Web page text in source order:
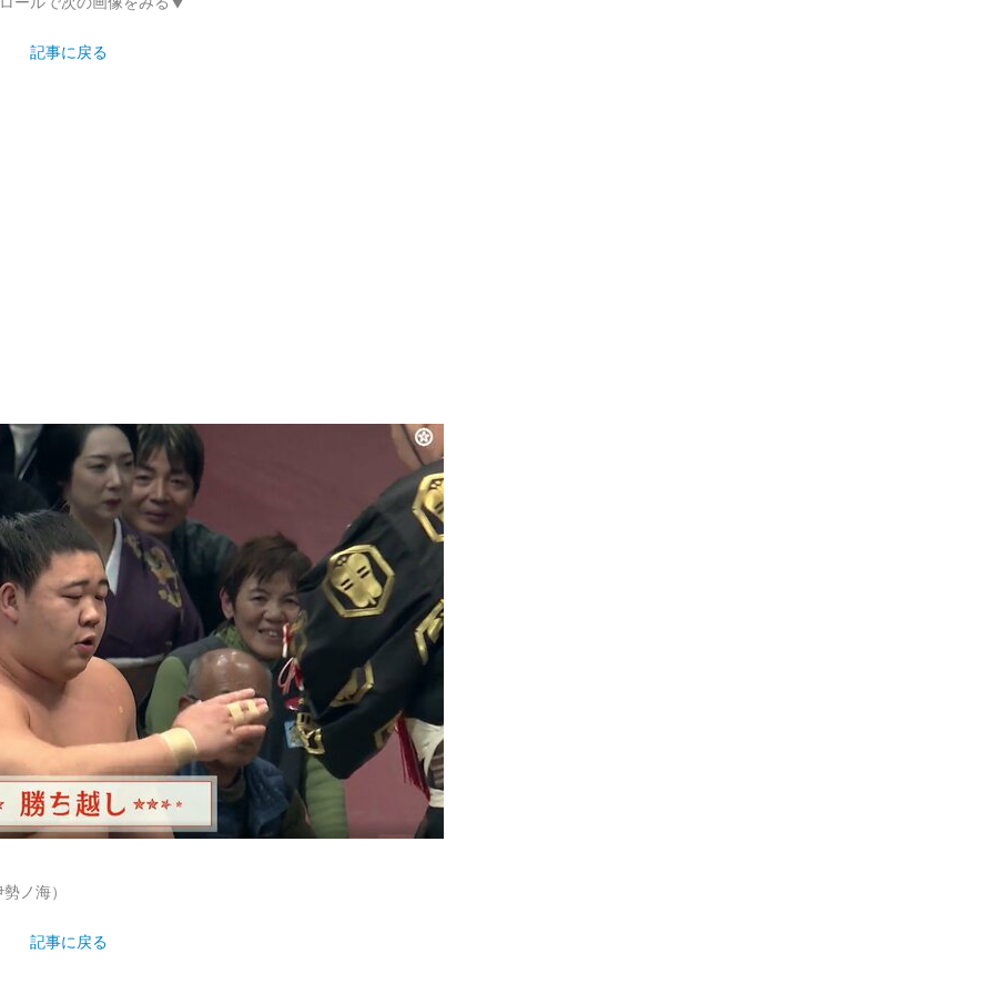
記事に戻る
ノ海）
記事に戻る